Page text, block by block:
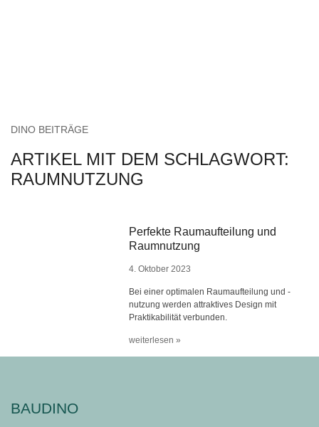
DINO BEITRÄGE
ARTIKEL MIT DEM SCHLAGWORT:
RAUMNUTZUNG
Perfekte Raumaufteilung und
Raumnutzung
4. Oktober 2023
Bei einer optimalen Raumaufteilung und -
nutzung werden attraktives Design mit
Praktikabilität verbunden.
weiterlesen »
BAUDINO